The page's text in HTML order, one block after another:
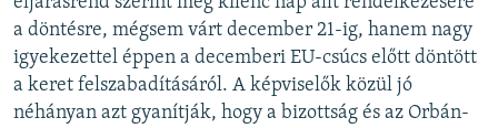
a döntésre, mégsem várt december 21-ig, hanem nagy
igyekezettel éppen a decemberi EU-csúcs előtt döntött
a keret felszabadításáról. A képviselők közül jó
néhányan azt gyanítják, hogy a bizottság és az Orbán-